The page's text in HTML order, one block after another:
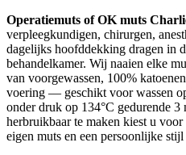
Operatiemuts of OK muts
verpleegkundigen, chirurgen,
dagelijks hoofddekking dragen in
behandelkamer. Wij naaien elke
van voorgewassen, 100%
voering — geschikt voor wassen
onder druk op 134°C gedurende
herbruikbaar te maken kiest u
eigen muts en een persoonlijke